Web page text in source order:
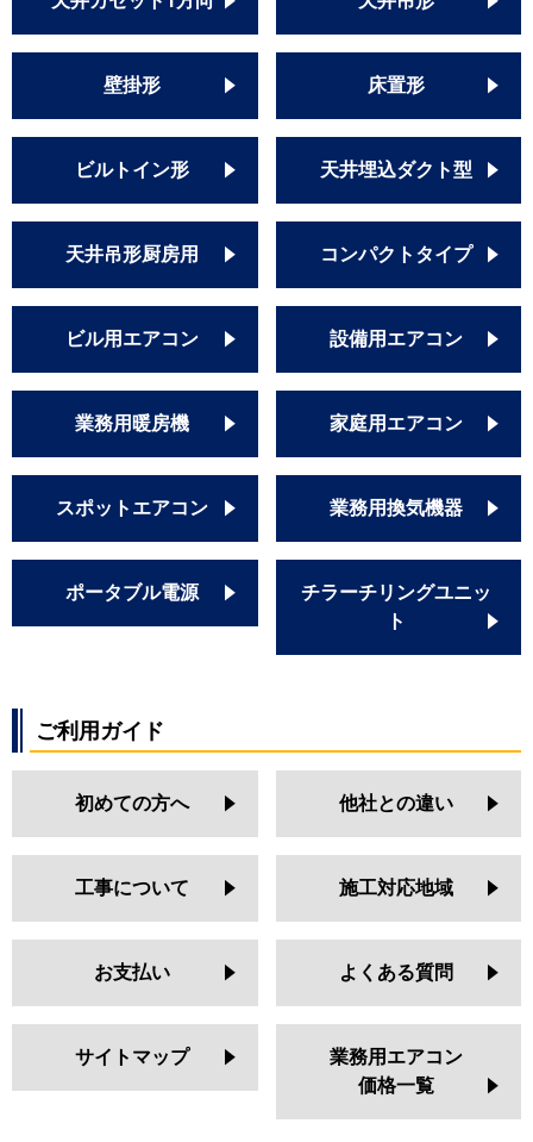
壁掛形 床置形
ビルトイン形 天井埋込ダクト型
天井吊形厨房用 コンパクトタイプ
ビル用エアコン 設備用エアコン
業務用暖房機 家庭用エアコン
スポットエアコン 業務用換気機器
ポータブル電源
チラーチリングユニッ
ト
ご利用ガイド
初めての方へ 他社との違い
工事について 施工対応地域
お支払い よくある質問
サイトマップ
業務用エアコン
価格一覧